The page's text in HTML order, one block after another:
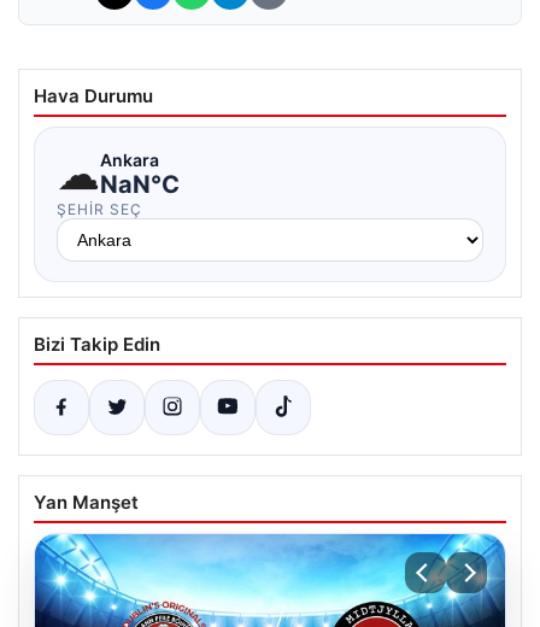
Hava Durumu
☁Ankara
NaN°C
ŞEHIR SEÇ
Bizi Takip Edin
Yan Manşet